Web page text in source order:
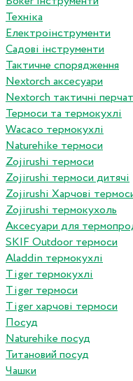
Техніка
Електроінструменти
Садові інструменти
Тактичне спорядження
Nextorch аксесуари
Nextorch тактичні
Термоси та термокухлі
Wacaco термокухлі
Naturehike термоси
Zojirushi термоси
Zojirushi термоси дитячі
Zojirushi Харчові
Zojirushi термокухоль
Аксесуари для
SKIF Outdoor термоси
Aladdin термокухлі
Tiger термокухлі
Tiger термоси
Tiger харчові термоси
Посуд
Naturehike посуд
Титановий посуд
Чашки